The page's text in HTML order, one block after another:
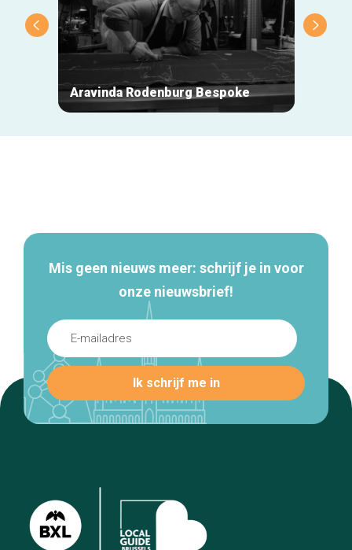
Aravinda Rodenburg Bespoke
Mis geen nieuws meer: schrijf je in voor
onze nieuwsbrief!